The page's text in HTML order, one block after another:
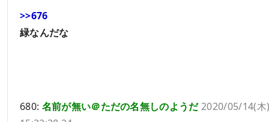
>>676
緑なんだな
680: 名前が無い＠ただの名無しのようだ2020/05/14(木